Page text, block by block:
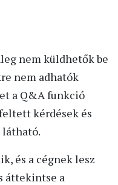
nem küldhetők be
nem adhatók
a Q&A funkció
kérdések és
látható.
és a cégnek lesz
áttekintse a